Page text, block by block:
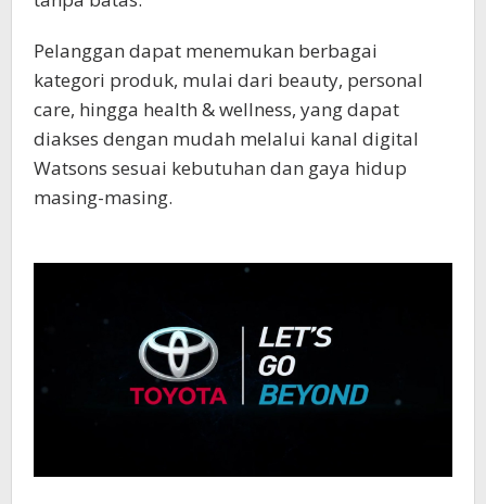
Pelanggan dapat menemukan berbagai
kategori produk, mulai dari beauty, personal
care, hingga health & wellness, yang dapat
diakses dengan mudah melalui kanal digital
Watsons sesuai kebutuhan dan gaya hidup
masing-masing.